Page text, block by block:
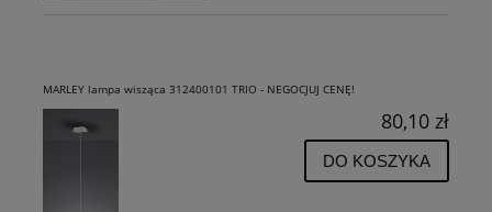
MARLEY lampa wisząca 312400101 TRIO - NEGOCJUJ CENĘ!
80,10 zł
DO KOSZYKA